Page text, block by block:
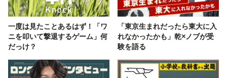
一度は見たことあるはず！「ワ
ニを叩いて撃退するゲーム」何
だっけ？
「東京生まれだったら東大に入
れなかったかも」乾×ノブが受
験を語る